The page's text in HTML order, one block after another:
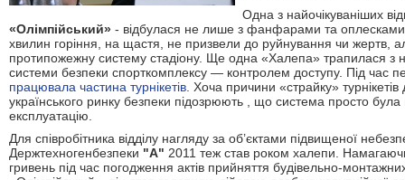
Одна з найочікуваніших
«Олімпійський» - відбулася не лише з фанфарами та
хвилин горіння, на щастя, не призвели до руйнування чи жертв,
протипожежну систему стадіону. Ще одна «Халепа» трапилася
системи безпеки спорткомплексу — контролем доступу. Під час
працювала частина турнікетів . Хоча причини «страйку»
українського ринку безпеки підозрюють , що система просто
експлуатацію.
Для співробітника відділу нагляду за об’єктами підвищеної
Держтехногенбезпеки "А" 2011 теж став роком халепи.
гривень під час погодження актів прийняття будівельно-